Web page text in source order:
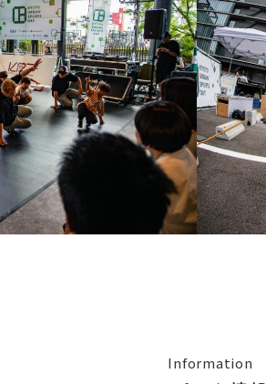
Information